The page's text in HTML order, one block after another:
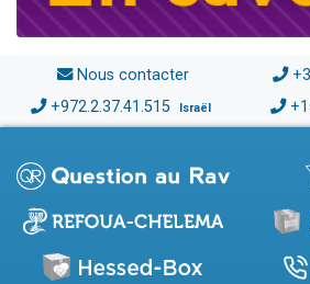
Nous contacter
+972.2.37.41.515 Israël